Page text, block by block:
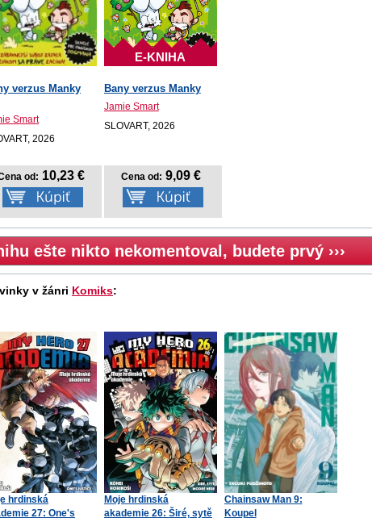
verzus Manky
Smart
2026
od: 10,23 €
E-KNIHA
Bany verzus Manky
Jamie Smart
SLOVART, 2026
Cena od: 9,09 €
ešte nikto nekomentoval, budete prvý ›››
v žánri Komiks:
hrdinská
27: One's
Moje hrdinská
akademie 26: Širé, sytě
Chainsaw Man 9:
Koupel